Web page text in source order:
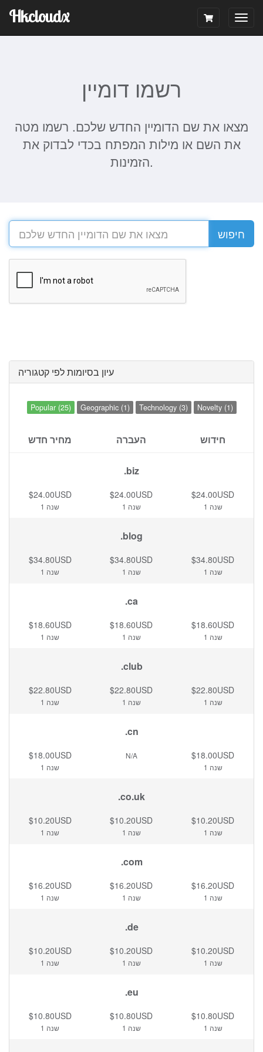
Hkcloudx
רשמו דומיין
מצאו את שם הדומיין החדש שלכם. רשמו מטה
את השם או מילות המפתח בכדי לבדוק את
הזמינות.
חיפוש
עיון בסיומות לפי קטגוריה
Popular (25) Geographic (1) Technology (3) Novelty (1)
מחיר חדש העברה חידוש
.biz
$24.00USD
1 שנה
$24.00USD
1 שנה
$24.00USD
1 שנה
.blog
$34.80USD
1 שנה
$34.80USD
1 שנה
$34.80USD
1 שנה
.ca
$18.60USD
1 שנה
$18.60USD
1 שנה
$18.60USD
1 שנה
.club
$22.80USD
1 שנה
$22.80USD
1 שנה
$22.80USD
1 שנה
.cn
$18.00USD
1 שנה
N/A $18.00USD
1 שנה
.co.uk
$10.20USD
1 שנה
$10.20USD
1 שנה
$10.20USD
1 שנה
.com
$16.20USD
1 שנה
$16.20USD
1 שנה
$16.20USD
1 שנה
.de
$10.20USD
1 שנה
$10.20USD
1 שנה
$10.20USD
1 שנה
.eu
$10.80USD
1 שנה
$10.80USD
1 שנה
$10.80USD
1 שנה